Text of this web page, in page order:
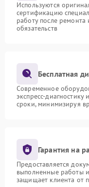
Используются
сертификацию
работу после
обязательств
Бесплатная
Современное
экспресс-
сроки, минимизируя
Гарантия на
Предоставляется
выполненные работы
защищает клиента от